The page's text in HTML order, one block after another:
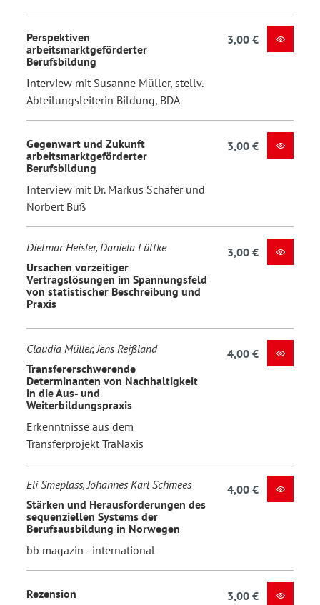
Perspektiven
arbeitsmarktgeförderter
Berufsbildung
Interview mit Susanne Müller, stellv.
Abteilungsleiterin Bildung, BDA
3,00 €
Gegenwart und Zukunft
arbeitsmarktgeförderter
Berufsbildung
Interview mit Dr. Markus Schäfer und
Norbert Buß
3,00 €
Dietmar Heisler, Daniela Lüttke
Ursachen vorzeitiger
Vertragslösungen im Spannungsfeld
von statistischer Beschreibung und
Praxis
3,00 €
Claudia Müller, Jens Reißland
Transfererschwerende
Determinanten von Nachhaltigkeit
in die Aus- und
Weiterbildungspraxis
Erkenntnisse aus dem
Transferprojekt TraNaxis
4,00 €
Eli Smeplass, Johannes Karl Schmees
Stärken und Herausforderungen des
sequenziellen Systems der
Berufsausbildung in Norwegen
bb magazin - international
4,00 €
Rezension
3,00 €